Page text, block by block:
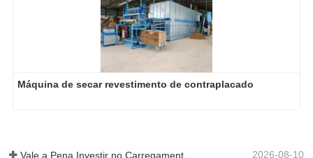
Máquina de secar revestimento de contraplacado
2026-08-10